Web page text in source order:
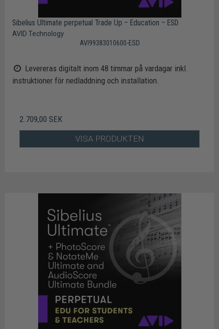
Sibelius Ultimate perpetual Trade Up – Education – ESD
AVID Technology
AVI99383010600-ESD
Levereras digitalt inom 48 timmar på vardagar inkl.
instruktioner för nedladdning och installation.
2.709,00 SEK
VISA PRODUKTEN